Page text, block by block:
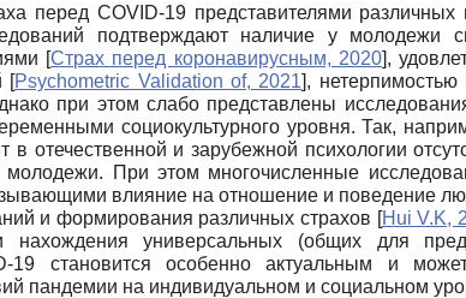
перед COVID-19 представителями
подтверждают наличие у молодежи
[Страх перед коронавирусным, 2020],
[Psychometric Validation of, 2021], нетерпимостью
при этом слабо представлены
социокультурного уровня. Так,
отечественной и зарубежной психологии
При этом многочисленные
влияние на отношение и поведение
и формирования различных страхов [Hui V.K,
универсальных (общих для
19 становится особенно актуальным и
пандемии на индивидуальном и социальном